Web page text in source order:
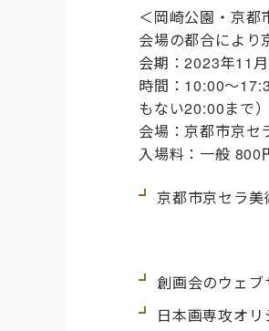
＜岡崎公園・京都
会場の都合により
会期：2023年11
時間：10:00〜
もない20:00まで）
会場：京都市京セ
入場料：一般 800
京都市京セラ
創画会のウェブ
日本画専攻オ